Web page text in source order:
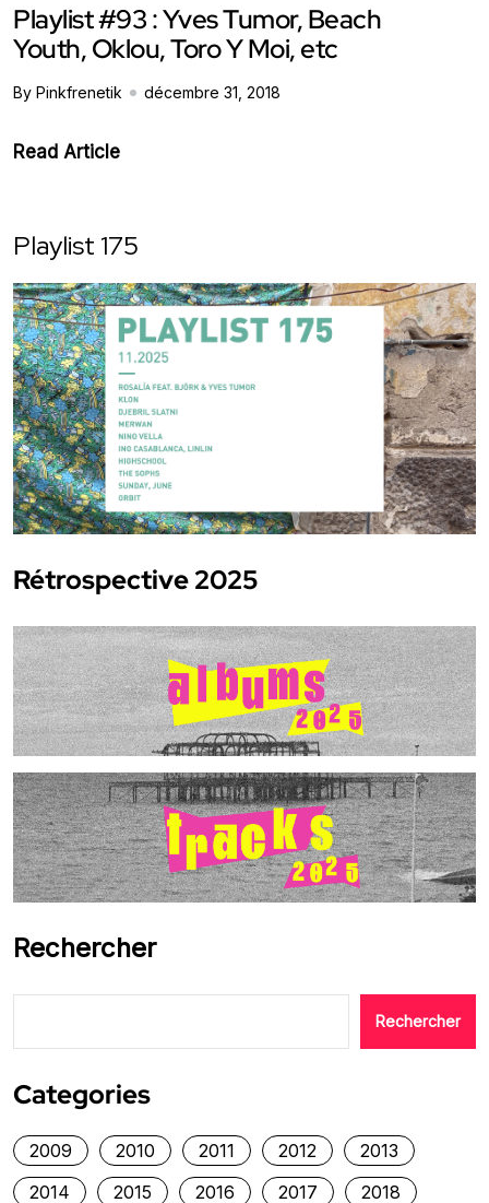
Playlist #93 : Yves Tumor, Beach
Youth, Oklou, Toro Y Moi, etc
By Pinkfrenetik décembre 31, 2018
Read Article
Playlist 175
Rétrospective 2025
Rechercher
Rechercher
Categories
2009 2010 2011 2012
2013
2014
2015 2016 2017 2018